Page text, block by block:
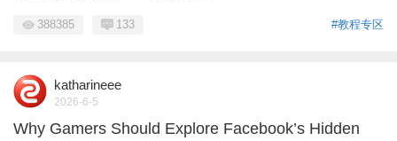
#教程专区
388385 133
katharineee
2026-6-5
Why Gamers Should Explore Facebook’s Hidden